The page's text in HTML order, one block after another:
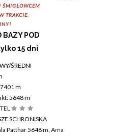
ŚMIGŁOWCEM
TRAKCIE.
BAZY POD
15 dni
ŚREDNI
m
5648 m
SCHRONISKA
Patthar 5648 m, Ama